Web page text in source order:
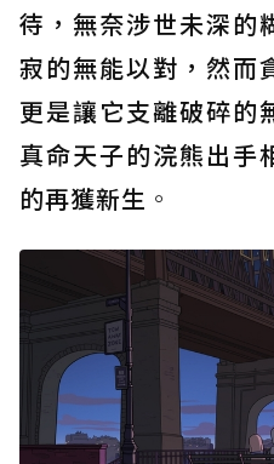
待，無奈涉世未深的
寂的無能以對，然而
更是讓它支離破碎的
真命天子的浣熊出手
的再獲新生 。